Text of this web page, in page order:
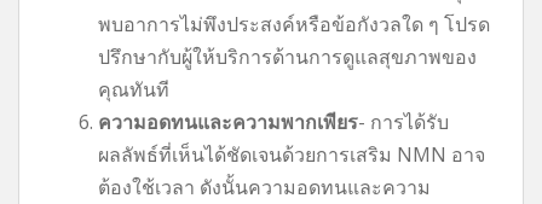
พบอาการไม่พึงประสงค์หรือข้อกังวลใด ๆ โปรด
ปรึกษากับผู้ให้บริการด้านการดูแลสุขภาพของ
คุณทันที
ความอดทนและความพากเพียร- การได้รับ
ผลลัพธ์ที่เห็นได้ชัดเจนด้วยการเสริม NMN อาจ
ต้องใช้เวลา ดังนั้นความอดทนและความ